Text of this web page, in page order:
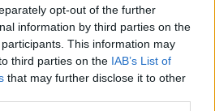
opt-out of the further
information by third parties on the
participants. This information may
third parties on the IAB’s List of
that may further disclose it to other
Hödl